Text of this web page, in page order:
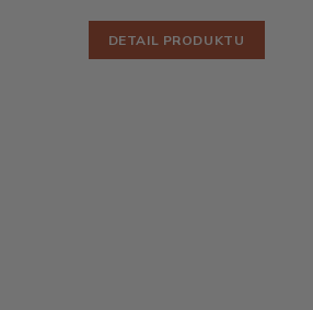
DETAIL PRODUKTU